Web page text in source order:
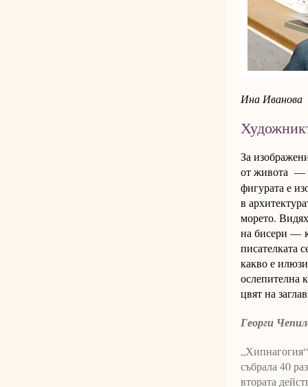
Ина Иванова
За
от живота —
фигурата е
в
морето.
на бисери —
писателката
какво е
ослепителна
цвят на
Георги
събрала 40
втората